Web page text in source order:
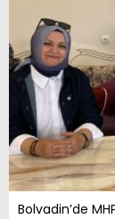
Bolvadin’de